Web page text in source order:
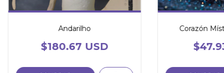
Andarilho
$180.67 USD
Corazón